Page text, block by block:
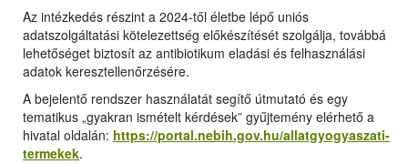
Az intézkedés részint a 2024-től életbe lépő uniós
adatszolgáltatási kötelezettség előkészítését szolgálja, továbbá
lehetőséget biztosít az antibiotikum eladási és felhasználási
adatok keresztellenőrzésére.
A bejelentő rendszer használatát segítő útmutató és egy
tematikus „gyakran ismételt kérdések” gyűjtemény elérhető a
hivatal oldalán: https://portal.nebih.gov.hu/allatgyogyaszati-
termekek.